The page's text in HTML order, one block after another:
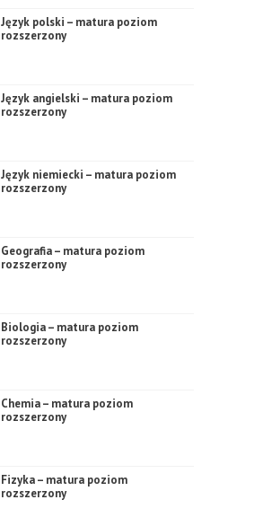
Język polski – matura poziom
rozszerzony
Język angielski – matura poziom
rozszerzony
Język niemiecki – matura poziom
rozszerzony
Geografia – matura poziom
rozszerzony
Biologia – matura poziom
rozszerzony
Chemia – matura poziom
rozszerzony
Fizyka – matura poziom
rozszerzony